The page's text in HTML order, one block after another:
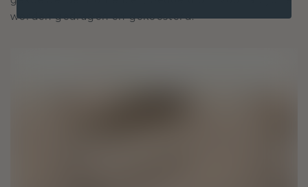
worden gedragen en gekoesterd.